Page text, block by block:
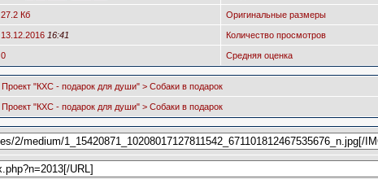
27.2 Кб Оригинальные размеры
13.12.2016 16:41 Количество просмотров
0 Средняя оценка
Проект "КХС - подарок для души" > Собаки в подарок
Проект "КХС - подарок для души" > Собаки в подарок